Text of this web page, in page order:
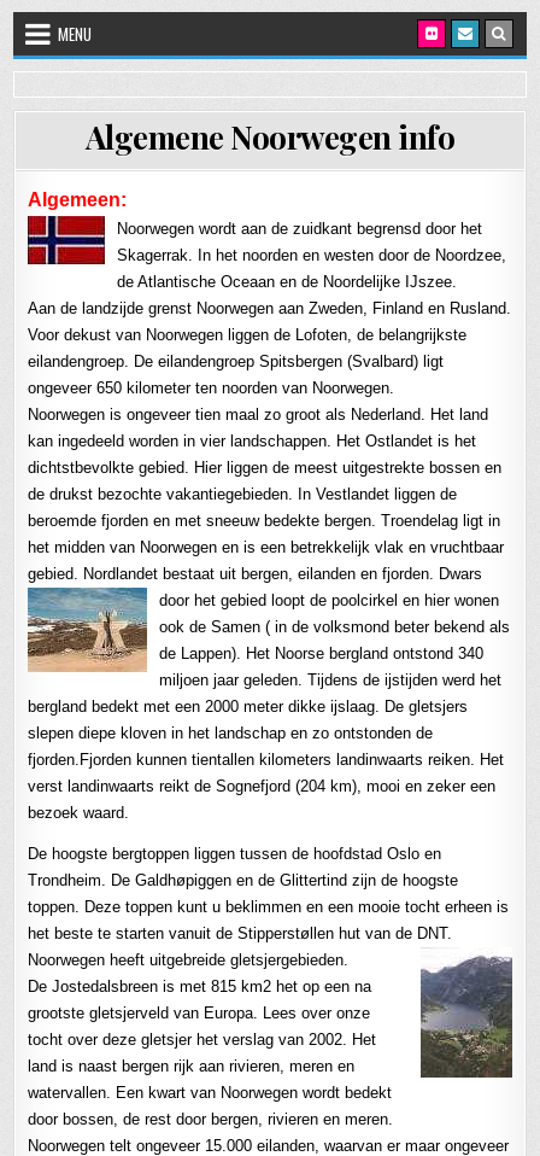
Skip to content
MENU
Algemene Noorwegen info
Algemeen:
Noorwegen wordt aan de zuidkant begrensd door het
Skagerrak. In het noorden en westen door de Noordzee,
de Atlantische Oceaan en de Noordelijke IJszee.
Aan de landzijde grenst Noorwegen aan Zweden, Finland en Rusland.
Voor dekust van Noorwegen liggen de Lofoten, de belangrijkste
eilandengroep. De eilandengroep Spitsbergen (Svalbard) ligt
ongeveer 650 kilometer ten noorden van Noorwegen.
Noorwegen is ongeveer tien maal zo groot als Nederland. Het land
kan ingedeeld worden in vier landschappen. Het Ostlandet is het
dichtstbevolkte gebied. Hier liggen de meest uitgestrekte bossen en
de drukst bezochte vakantiegebieden. In Vestlandet liggen de
beroemde fjorden en met sneeuw bedekte bergen. Troendelag ligt in
het midden van Noorwegen en is een betrekkelijk vlak en vruchtbaar
gebied. Nordlandet bestaat uit bergen, eilanden en fjorden. Dwars
door het gebied loopt de poolcirkel en hier wonen
ook de Samen ( in de volksmond beter bekend als
de Lappen). Het Noorse bergland ontstond 340
miljoen jaar geleden. Tijdens de ijstijden werd het
bergland bedekt met een 2000 meter dikke ijslaag. De gletsjers
slepen diepe kloven in het landschap en zo ontstonden de
fjorden.Fjorden kunnen tientallen kilometers landinwaarts reiken. Het
verst landinwaarts reikt de Sognefjord (204 km), mooi en zeker een
bezoek waard.
De hoogste bergtoppen liggen tussen de hoofdstad Oslo en
Trondheim. De Galdhøpiggen en de Glittertind zijn de hoogste
toppen. Deze toppen kunt u beklimmen en een mooie tocht erheen is
het beste te starten vanuit de Stipperstøllen hut van de DNT.
Noorwegen heeft uitgebreide gletsjergebieden.
De Jostedalsbreen is met 815 km2 het op een na
grootste gletsjerveld van Europa. Lees over onze
tocht over deze gletsjer het verslag van 2002. Het
land is naast bergen rijk aan rivieren, meren en
watervallen. Een kwart van Noorwegen wordt bedekt
door bossen, de rest door bergen, rivieren en meren.
Noorwegen telt ongeveer 15.000 eilanden, waarvan er maar ongeveer